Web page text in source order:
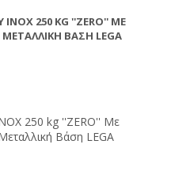
250 KG ''ZERO'' ΜΕ
ΒΆΣΗ LEGA
250 kg ''ZERO'' Με
Βάση LEGA